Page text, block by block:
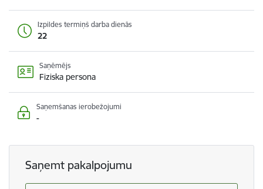
Izpildes termiņš darba dienās
22
Saņēmējs
Fiziska persona
Saņemšanas ierobežojumi
-
Saņemt pakalpojumu